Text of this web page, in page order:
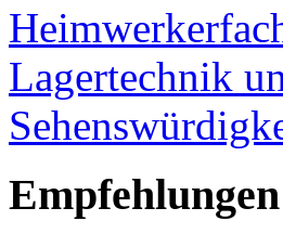
Lagertechnik
Empfehlungen